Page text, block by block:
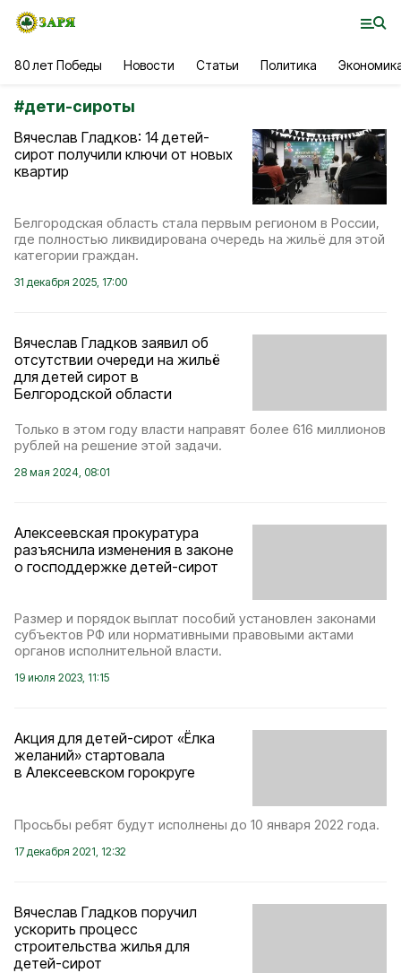
80 лет Победы Новости Статьи Политика
#дети-сироты
Вячеслав Гладков: 14 детей-
сирот получили ключи от новых
квартир
Белгородская область стала первым регионом в России,
где полностью ликвидирована очередь на жильё для этой
категории граждан.
31 декабря 2025, 17:00
Вячеслав Гладков заявил об
отсутствии очереди на жильё
для детей сирот в
Белгородской области
Только в этом году власти направят более 616 миллионов
рублей на решение этой задачи.
28 мая 2024, 08:01
Алексеевская прокуратура
разъяснила изменения в законе
о господдержке детей-сирот
Размер и порядок выплат пособий установлен законами
субъектов РФ или нормативными правовыми актами
органов исполнительной власти.
19 июля 2023, 11:15
Акция для детей-сирот «Ёлка
желаний» стартовала
в Алексеевском горокруге
Просьбы ребят будут исполнены до 10 января 2022 года.
17 декабря 2021, 12:32
Вячеслав Гладков поручил
ускорить процесс
строительства жилья для
детей-сирот